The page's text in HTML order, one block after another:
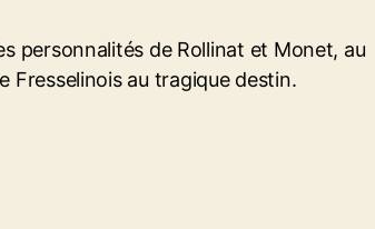
personnalités de Rollinat et Monet, au
Fresselinois au tragique destin.